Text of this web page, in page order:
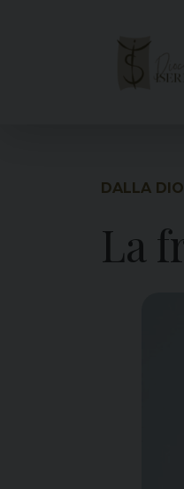
DALLA
La